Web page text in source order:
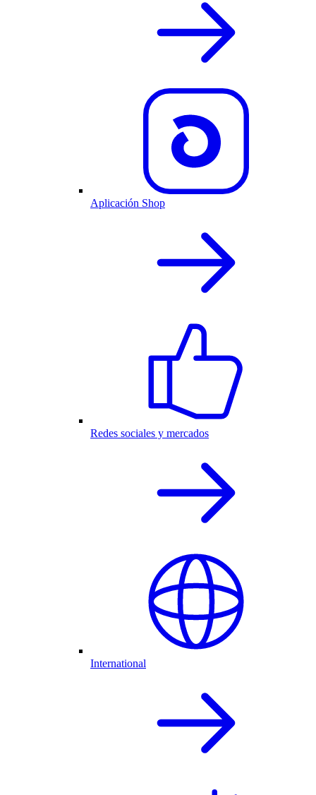
Aplicación Shop
Redes sociales y mercados
International